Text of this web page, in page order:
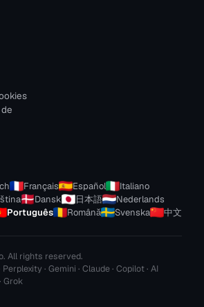
Français Español
Italiano
Dansk 日本語
Nederlands
Português Română Svenska 中文
All rights reserved.
· Gemini · Claude · Copilot · AI
Grok